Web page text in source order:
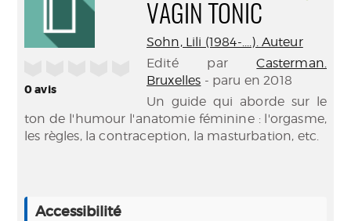
0avis
VAGIN TONIC
Sohn, Lili (1984-....). Auteur
Edité parCasterman.
Bruxelles - paru en 2018
Un guide qui aborde sur le
ton de l'humour l'anatomie féminine : l'orgasme,
les règles, la contraception, la masturbation, etc.
Accessibilité